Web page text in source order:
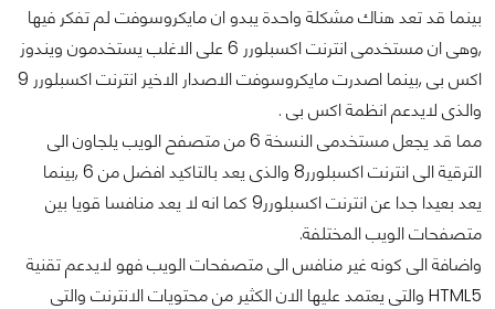
بينما قد تعد هناك مشكلة واحدة يبدو ان مايكروسوفت لم تفكر فيها
,وهى ان مستخدمى انترنت اكسبلورر 6 على الاغلب يستخدمون ويندوز
اكس بى ,بينما اصدرت مايكروسوفت الاصدار الاخير انترنت اكسبلورر 9
والذى لايدعم انظمة اكس بى .
مما قد يجعل مستخدمى النسخة 6 من متصفح الويب يلجاون الى
الترقية الى انترنت اكسبلورر8 والذى يعد بالتاكيد افضل من 6 ,بينما
يعد بعيدا جدا عن انترنت اكسبلورر9 كما انه لا يعد منافسا قويا بين
متصفحات الويب المختلفة.
واضافة الى كونه غير منافس الى متصفحات الويب فهو لايدعم تقنية
HTML5 والتى يعتمد عليها الان الكثير من محتويات الانترنت والتى